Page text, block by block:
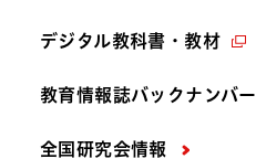
デジタル教科書・教材
教育情報誌バックナンバー
全国研究会情報